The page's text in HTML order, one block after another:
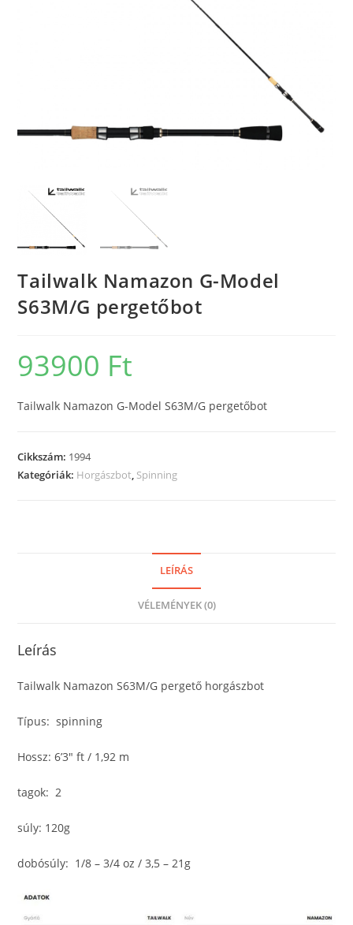
Tailwalk Namazon G-Model
S63M/G pergetőbot
93900 Ft
Tailwalk Namazon G-Model S63M/G pergetőbot
Cikkszám: 1994
Kategóriák: Horgászbot, Spinning
LEÍRÁS
VÉLEMÉNYEK (0)
Leírás
Tailwalk Namazon S63M/G pergető horgászbot
Típus: spinning
Hossz: 6’3″ ft / 1,92 m
tagok: 2
súly: 120g
dobósúly: 1/8 – 3/4 oz / 3,5 – 21g